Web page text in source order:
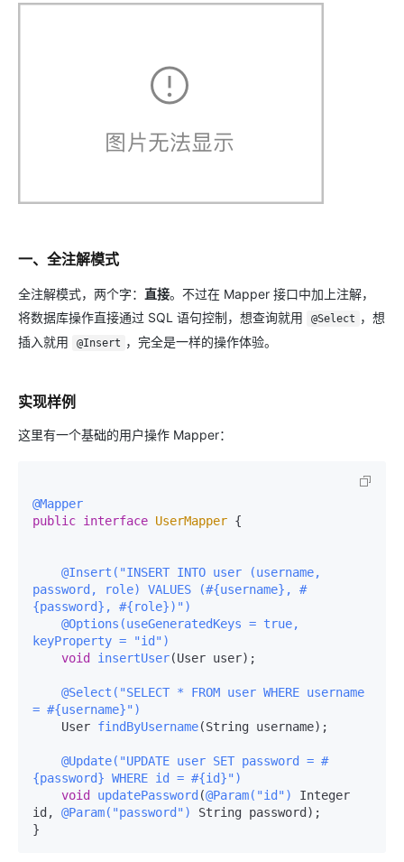
一、全注解模式
全注解模式，两个字： 直接。不过在 Mapper 接口中加上注解，
将数据库操作直接通过 SQL 语句控制，想查询就用
@Select ，想
插入就用
@Insert ，完全是一样的操作体验。
实现样例
这里有一个基础的用户操作 Mapper：
@Mapper
public interface UserMapper {
@Insert("INSERT INTO user (username,
password, role) VALUES (#{username}, #
{password}, #{role})")
@Options(useGeneratedKeys = true,
keyProperty = "id")
void
insertUser(User user) ;
@Select("SELECT * FROM user WHERE username
= #{username}")
    User
findByUsername(String username) ;
@Update("UPDATE user SET password = #
{password} WHERE id = #{id}")
void
updatePassword (@Param("id")
Integer
id, @Param("password") String password) ;